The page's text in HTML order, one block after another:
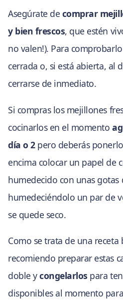
Asegúrate de comprar
y bien frescos, que estén
no valen!). Para
cerrada o, si está abierta, al
cerrarse de inmediato.
Si compras los mejillones
cocinarlos en el momento
día o 2pero deberás
encima colocar un papel de
humedecido con unas gotas
humedeciéndolo un par de
se quede seco.
Como se trata de una
recomiendo preparar estas
doble ycongelarlos para
disponibles al momento